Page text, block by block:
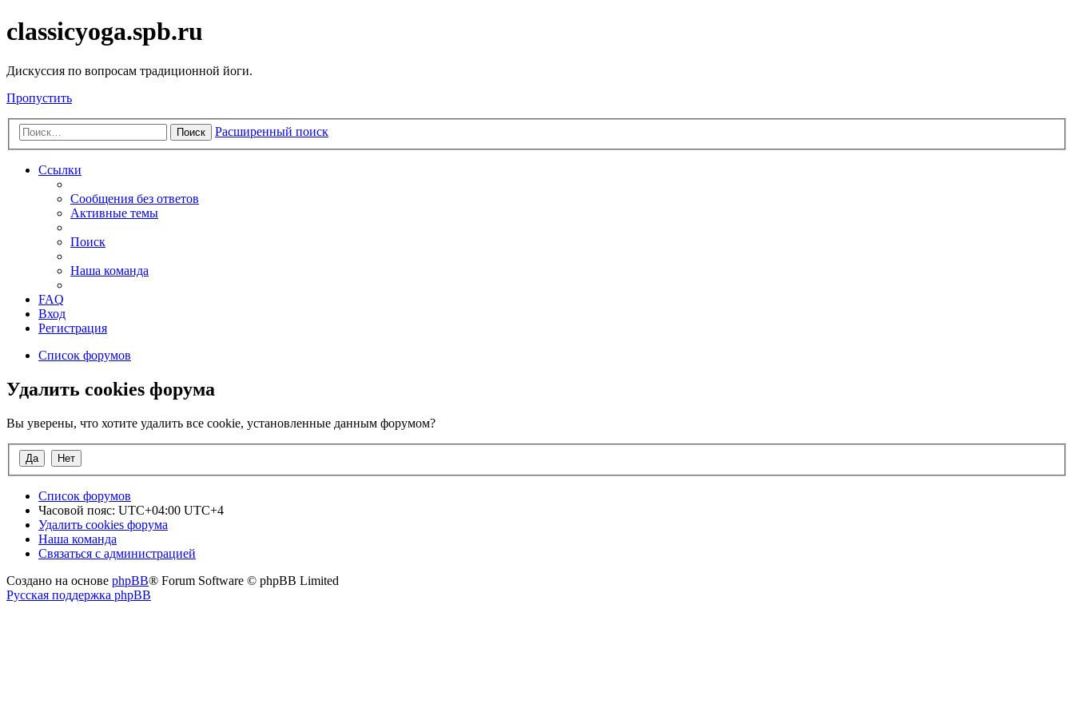
classicyoga.spb.ru
Дискуссия по вопросам традиционной йоги.
Пропустить
Поиск Расширенный поиск
Ссылки
Сообщения без ответов
Активные темы
Поиск
Наша команда
FAQ
Вход
Регистрация
Список форумов
Удалить cookies форума
Вы уверены, что хотите удалить все cookie, установленные данным форумом?
Список форумов
Часовой пояс: UTC+04:00 UTC+4
Удалить cookies форума
Наша команда
Связаться с администрацией
Создано на основе phpBB® Forum Software © phpBB Limited
Русская поддержка phpBB